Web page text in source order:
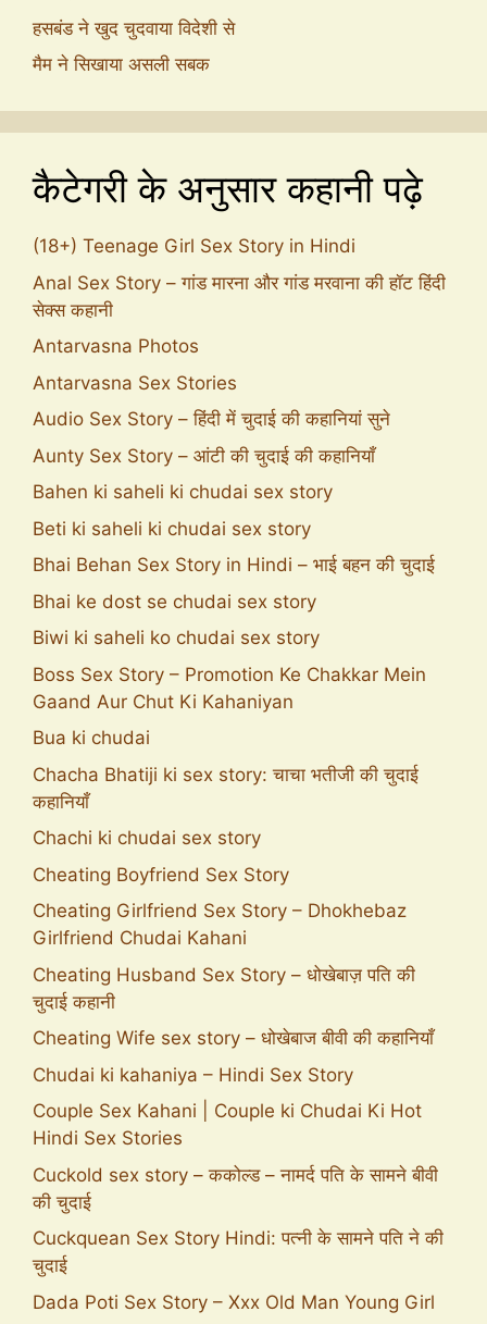
हसबंड ने खुद चुदवाया विदेशी से
मैम ने सिखाया असली सबक
कैटेगरी के अनुसार कहानी पढ़े
(18+) Teenage Girl Sex Story in Hindi
Anal Sex Story – गांड मारना और गांड मरवाना की हॉट हिंदी
सेक्स कहानी
Antarvasna Photos
Antarvasna Sex Stories
Audio Sex Story – हिंदी में चुदाई की कहानियां सुने
Aunty Sex Story – आंटी की चुदाई की कहानियाँ
Bahen ki saheli ki chudai sex story
Beti ki saheli ki chudai sex story
Bhai Behan Sex Story in Hindi – भाई बहन की चुदाई
Bhai ke dost se chudai sex story
Biwi ki saheli ko chudai sex story
Boss Sex Story – Promotion Ke Chakkar Mein
Gaand Aur Chut Ki Kahaniyan
Bua ki chudai
Chacha Bhatiji ki sex story: चाचा भतीजी की चुदाई
कहानियाँ
Chachi ki chudai sex story
Cheating Boyfriend Sex Story
Cheating Girlfriend Sex Story – Dhokhebaz
Girlfriend Chudai Kahani
Cheating Husband Sex Story – धोखेबाज़ पति की
चुदाई कहानी
Cheating Wife sex story – धोखेबाज बीवी की कहानियाँ
Chudai ki kahaniya – Hindi Sex Story
Couple Sex Kahani | Couple ki Chudai Ki Hot
Hindi Sex Stories
Cuckold sex story – ककोल्ड – नामर्द पति के सामने बीवी
की चुदाई
Cuckquean Sex Story Hindi: पत्नी के सामने पति ने की
चुदाई
Dada Poti Sex Story – Xxx Old Man Young Girl